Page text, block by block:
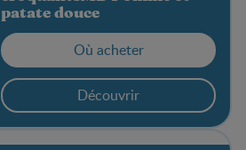
patate douce
Où acheter
Découvrir